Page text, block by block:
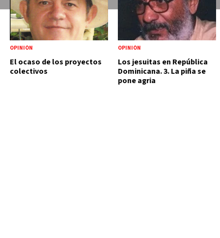
OPINIÓN
El ocaso de los proyectos
colectivos
OPINIÓN
Los jesuitas en República
Dominicana. 3. La piña se
pone agria